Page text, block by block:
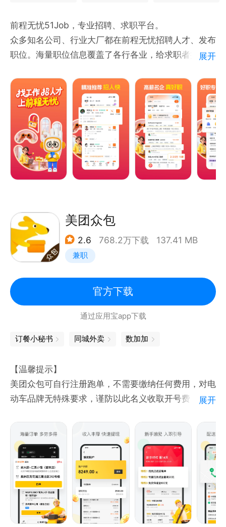
【联系我们】
淘宝闪购城市骑士服务热线：4008827777
官方微信公众号：淘宝闪购城市骑士
前程无忧51Job，专业招聘、求职平台。
众多知名公司、行业大厂都在前程无忧招聘人才、发布
职位。海量职位信息覆盖了各行各业，给求职者提供了
互联网、金融、房产、汽车、快消……各行业大咖都在
这里抢夺人才。
销售、财务、技术、客服、产品……各岗位的求职者都
在前程无忧投递简历。
企业选择在前程无忧招聘人才，更高效找到理想人选。
求职者选择在前程无忧寻找工作，更快速找到满意工
作。
【好职专区】关注热门专区岗位上新提醒，掌握一手求
职资讯，好工作不错过
【人才推荐】海量人才库，精准推荐，招人就是快
【在线沟通】随时随地，在线回复求职者消息，多沟通
【智能邀约】一键匹配精准人才，邀请投递，让招聘更
高效
“比一般的招聘软件靠谱的多，都是真实信息，少走很
终于收到了offer，是自己心仪的企业。每天登录前程
无忧很多遍，从焦虑到后面稳定对待，这个app伴随了
我这段最难的时间，感谢前
展开
美团众包
2.6 768.2万下载 137.41 MB
兼职
官方下载
通过应用宝app下载
订餐小秘书 同城外卖 数加加
【温馨提示】
美团众包可自行注册跑单，不需要缴纳任何费用，对电
动车品牌无特殊要求，谨防以此名义收取开号费，车辆
局，请用户提高警惕谨防被骗！
【品牌介绍】
美团众包APP是一款专门为兼职人群打造的专业的兼职
配送赚钱工具，依托于美团外卖，每天有超过4000万
配送订单等您配送，让您成为用户和商家的兼职送餐骑
士，自己创业的老板！海量兼职配送订单等你来，轻松
送餐！更有多重活动，对兼职及送餐助力！平台长期保
展开